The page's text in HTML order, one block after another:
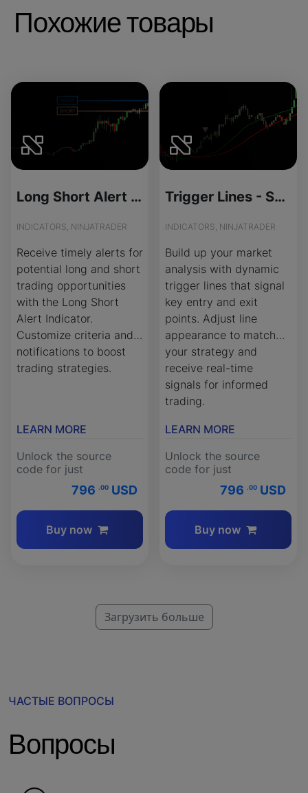
Похожие товары
Long Short Alert - Source Code
INDICATORS, NINJATRADER
Receive timely alerts for
potential long and short
trading opportunities
with the Long Short
Alert Indicator.
Customize criteria and
notifications to boost
trading strategies.
LEARN MORE
Unlock the source
code for just
796 .00 USD
Buy now
Trigger Lines - Source Code
INDICATORS, NINJATRADER
Build up your market
analysis with dynamic
trigger lines that signal
key entry and exit
points. Adjust line
appearance to match
your strategy and
receive real-time
signals for informed
trading.
LEARN MORE
Unlock the source
code for just
796 .00 USD
Buy now
Загрузить больше
ЧАСТЫЕ ВОПРОСЫ
Вопросы